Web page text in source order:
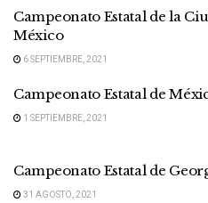
Campeonato Estatal de la
México
6 SEPTIEMBRE, 2021
Campeonato Estatal de
1 SEPTIEMBRE, 2021
Campeonato Estatal de
31 AGOSTO, 2021